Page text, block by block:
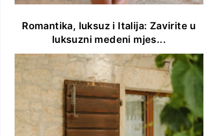
Romantika, luksuz i Italija: Zavirite u
luksuzni medeni mjes...